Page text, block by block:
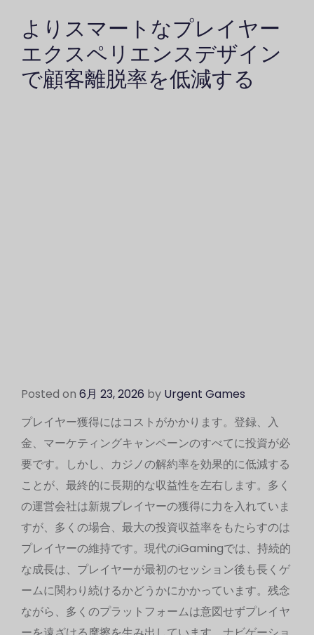
よりスマートなプレイヤー
エクスペリエンスデザイン
で顧客離脱率を低減する
Posted on 6月 23, 2026 by Urgent Games
プレイヤー獲得にはコストがかかります。登録、入
金、マーケティングキャンペーンのすべてに投資が必
要です。しかし、カジノの解約率を効果的に低減する
ことが、最終的に長期的な収益性を左右します。多く
の運営会社は新規プレイヤーの獲得に力を入れていま
すが、多くの場合、最大の投資収益率をもたらすのは
プレイヤーの維持です。現代のiGamingでは、持続的
な成長は、プレイヤーが最初のセッション後も長くゲ
ームに関わり続けるかどうかにかかっています。残念
ながら、多くのプラットフォームは意図せずプレイヤ